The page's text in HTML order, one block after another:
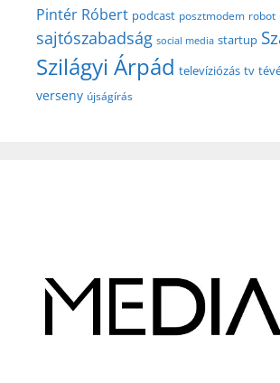
Pintér Róbert podcast posztmodem robot
sajtószabadság social media startup
Szilágyi Árpád televíziózás tv
verseny újságírás